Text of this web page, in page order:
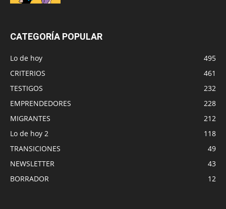
CATEGORÍA POPULAR
Lo de hoy
495
CRITERIOS
461
TESTIGOS
232
EMPRENDEDORES
228
MIGRANTES
212
Lo de hoy 2
118
TRANSICIONES
49
NEWSLETTER
43
BORRADOR
12